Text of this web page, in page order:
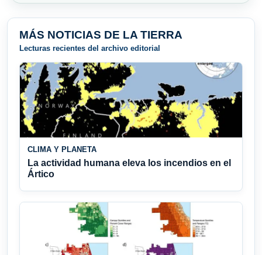
MÁS NOTICIAS DE LA TIERRA
Lecturas recientes del archivo editorial
CLIMA Y PLANETA
La actividad humana eleva los incendios en el
Ártico